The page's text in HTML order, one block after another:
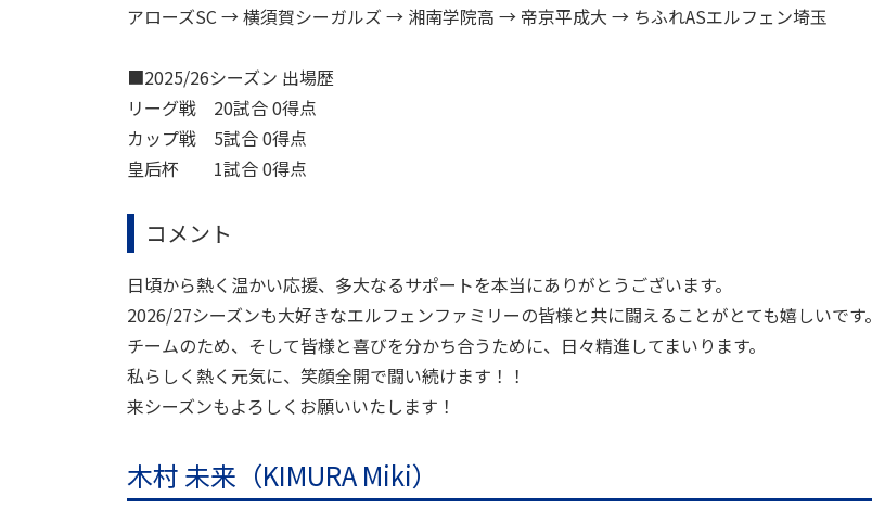
アローズSC → 横須賀シーガルズ → 湘南学院高 → 帝京平成大 → ちふれASエルフェン埼玉
■2025/26シーズン 出場歴
リーグ戦 20試合 0得点
カップ戦 5試合 0得点
皇后杯 1試合 0得点
コメント
日頃から熱く温かい応援、多大なるサポートを本当にありがとうございます。
2026/27シーズンも大好きなエルフェンファミリーの皆様と共に闘えることがとても嬉しいです。
チームのため、そして皆様と喜びを分かち合うために、日々精進してまいります。
私らしく熱く元気に、笑顔全開で闘い続けます！！
来シーズンもよろしくお願いいたします！
木村 未来（KIMURA Miki）